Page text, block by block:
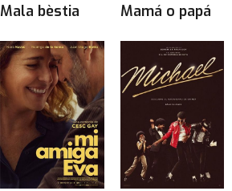
Mala bèstia Mamá o papá